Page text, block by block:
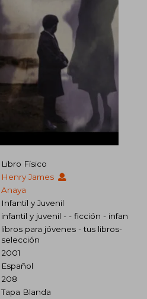
Libro Físico
Henry James
Anaya
Infantil y Juvenil
infantil y juvenil - - ficción - infan
libros para jóvenes - tus libros-
selección
2001
Español
208
Tapa Blanda